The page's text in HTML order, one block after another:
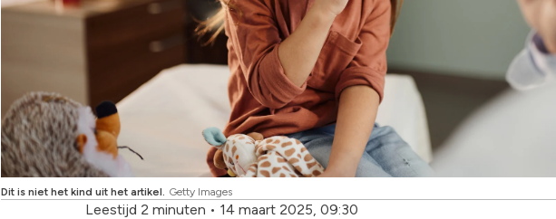
Dit is niet het kind uit het artikel. Getty Images
Leestijd 2 minuten • 14 maart 2025, 09:30